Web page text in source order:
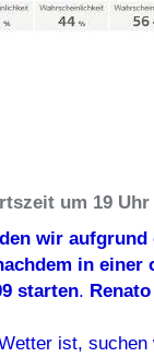
um 19 Uhr
wir
in einer
starten.
ist,